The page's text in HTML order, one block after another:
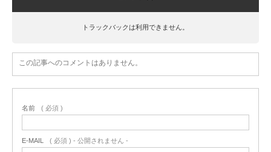
トラックバックは利用できません。
この記事へのコメントはありません。
名前 ( 必須 )
E-MAIL ( 必須 ) - 公開されません -